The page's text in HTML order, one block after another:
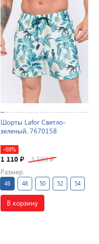
Шорты Lafor Светло-
зеленый, 7670158
-69%
1 110 ₽ 3 500₽
Размер
46 48 50 52 54
В корзину